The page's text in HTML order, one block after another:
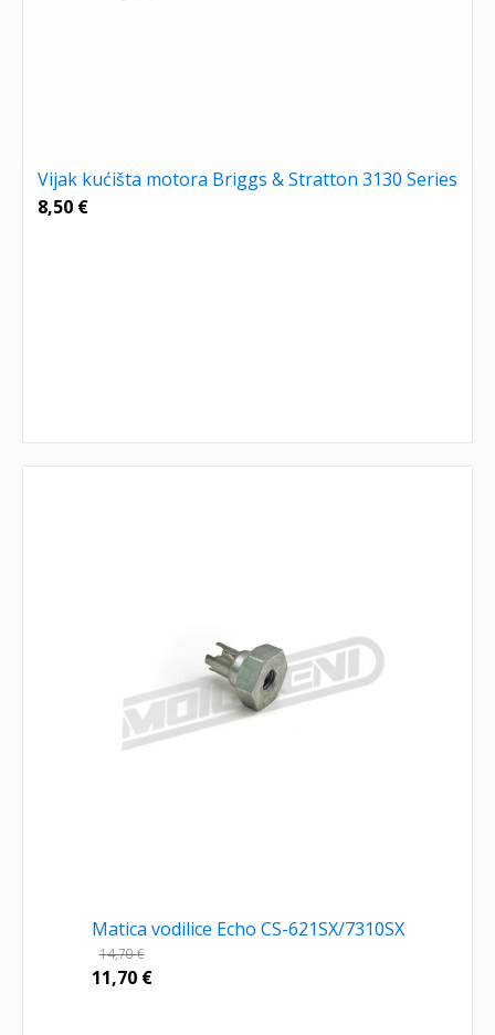
Vijak kućišta motora Briggs & Stratton 3130 Series
8,50 €
Matica vodilice Echo CS-621SX/7310SX
14,70€
11,70 €